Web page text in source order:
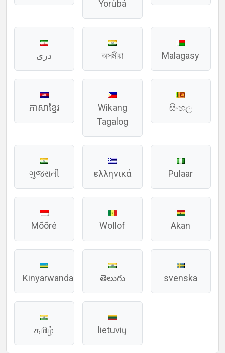
Yorùbá
دری অসমীয়া Malagasy
ភាសាខ្មែរ
Wikang
Tagalog
සිංහල
ગુજરાતી ελληνικά Pulaar
Mõõré Wollof Akan
Kinyarwanda తెలుగు svenska
தமிழ் lietuvių